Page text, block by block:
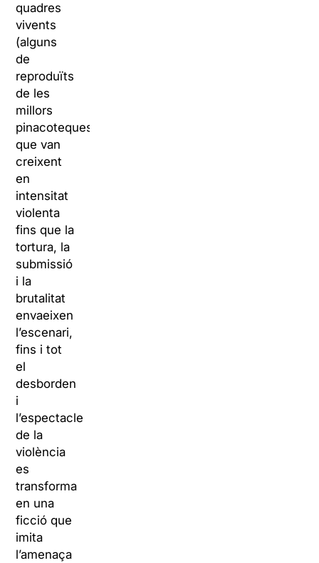
quadres
vivents
(alguns
de
reproduïts
de les
millors
pinacoteques)
que van
creixent
en
intensitat
violenta
fins que la
tortura, la
submissió
i la
brutalitat
envaeixen
l’escenari,
fins i tot
el
desborden
i
l’espectacle
de la
violència
es
transforma
en una
ficció que
imita
l’amenaça